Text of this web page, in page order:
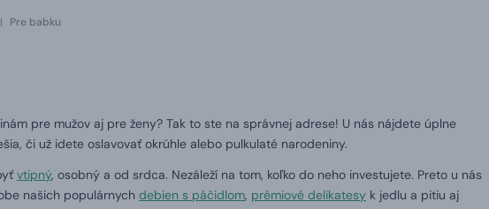
| Pre babku
pre mužov aj pre ženy? Tak to ste na správnej adrese! U nás nájdete úplne
či už idete oslavovať okrúhle alebo pulkulaté narodeniny.
vtipný, osobný a od srdca. Nezáleží na tom, koľko do neho investujete. Preto u nás
našich populárnych debien s páčidlom, prémiové delikatesy k jedlu a pitiu aj